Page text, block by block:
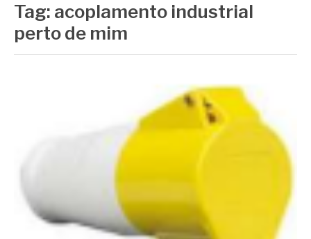
Tag: acoplamento industrial
perto de mim